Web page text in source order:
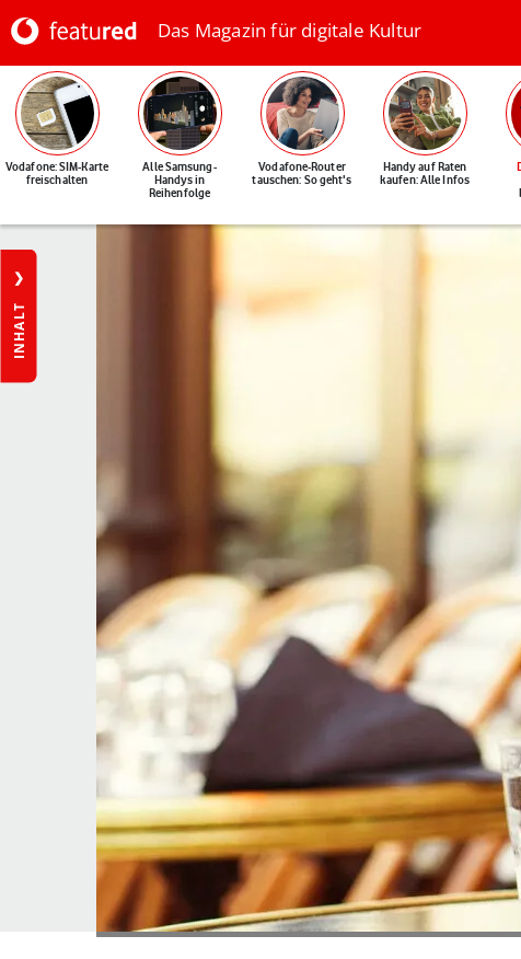
Das Magazin für digitale Kultur
Vodafone: SIM-Karte
freischalten
Alle Samsung-
Handys in
Reihenfolge
Vodafone-Router
tauschen: So geht's
Handy auf Raten
kaufen: Alle Infos
INHALT